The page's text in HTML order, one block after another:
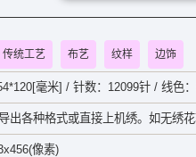
传统工艺 布艺 纹样 边饰
毫米] / 针数：12099针 / 线色
各种格式或直接上机绣。如无绣花
像素)